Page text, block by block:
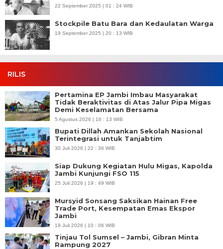
22 September 2025 | 01 : 24 WIB
Stockpile Batu Bara dan Kedaulatan Warga
19 September 2025 | 20 : 13 WIB
RILIS
Pertamina EP Jambi Imbau Masyarakat
Tidak Beraktivitas di Atas Jalur Pipa Migas
Demi Keselamatan Bersama
5 Agustus 2026 | 16 : 13 WIB
Bupati Dillah Amankan Sekolah Nasional
Terintegrasi untuk Tanjabtim
30 Juli 2026 | 22 : 36 WIB
Siap Dukung Kegiatan Hulu Migas, Kapolda
Jambi Kunjungi FSO 115
25 Juli 2026 | 19 : 49 WIB
Mursyid Sonsang Saksikan Hainan Free
Trade Port, Kesempatan Emas Ekspor
Jambi
19 Juli 2026 | 10 : 06 WIB
Tinjau Tol Sumsel – Jambi, Gibran Minta
Rampung 2027